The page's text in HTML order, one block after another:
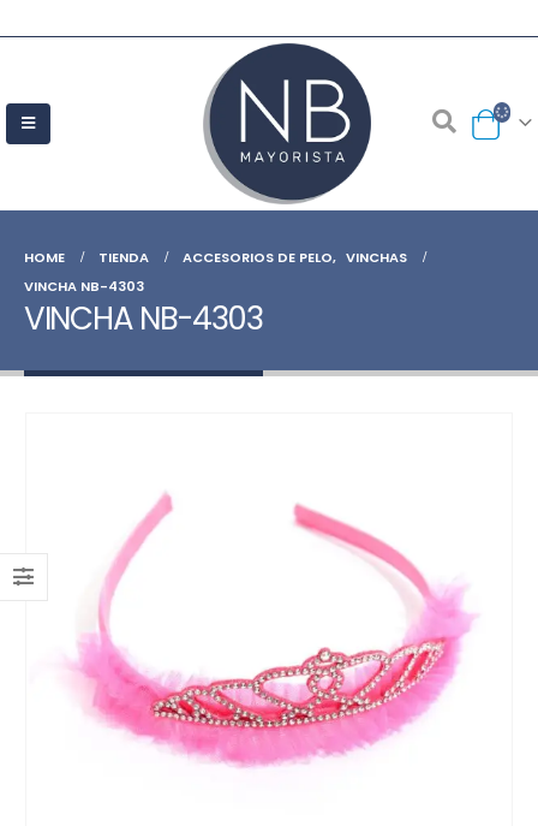
HOME TIENDA ACCESORIOS DE PELO, VINCHAS
VINCHA NB-4303
VINCHA NB-4303